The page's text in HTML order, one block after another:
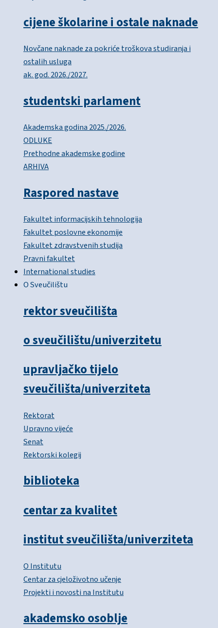
cijene školarine i ostale naknade
Novčane naknade za pokriće troškova studiranja i
ostalih usluga
ak. god. 2026./2027.
studentski parlament
Akademska godina 2025./2026.
ODLUKE
Prethodne akademske godine
ARHIVA
Raspored nastave
Fakultet informacijskih tehnologija
Fakultet poslovne ekonomije
Fakultet zdravstvenih studija
Pravni fakultet
International studies
O Sveučilištu
rektor sveučilišta
o sveučilištu/univerzitetu
upravljačko tijelo
sveučilišta/univerziteta
Rektorat
Upravno vijeće
Senat
Rektorski kolegij
biblioteka
centar za kvalitet
institut sveučilišta/univerziteta
O Institutu
Centar za cjeloživotno učenje
Projekti i novosti na Institutu
akademsko osoblje